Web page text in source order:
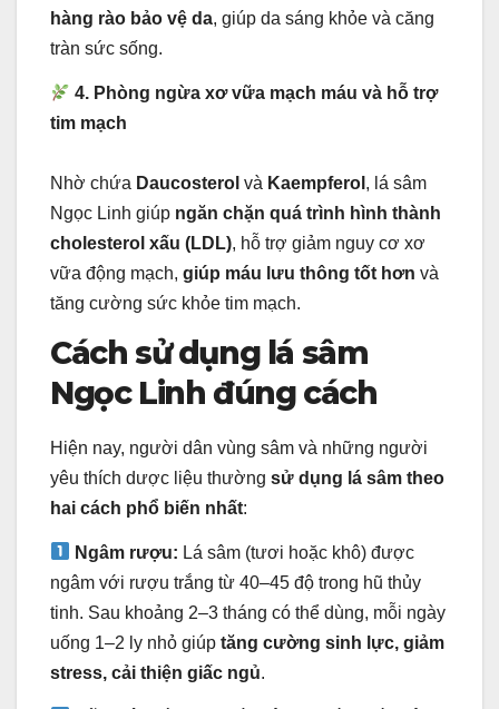
hàng rào bảo vệ da, giúp da sáng khỏe và căng
tràn sức sống.
4. Phòng ngừa xơ vữa mạch máu và hỗ trợ
tim mạch
Nhờ chứa Daucosterol và Kaempferol , lá sâm
Ngọc Linh giúp ngăn chặn quá trình hình thành
cholesterol xấu (LDL), hỗ trợ giảm nguy cơ xơ
vữa động mạch, giúp máu lưu thông tốt hơn và
tăng cường sức khỏe tim mạch.
Cách sử dụng lá sâm
Ngọc Linh đúng cách
Hiện nay, người dân vùng sâm và những người
yêu thích dược liệu thường sử dụng lá sâm theo
hai cách phổ biến nhất:
Ngâm rượu: Lá sâm (tươi hoặc khô) được
ngâm với rượu trắng từ 40–45 độ trong hũ thủy
tinh. Sau khoảng 2–3 tháng có thể dùng, mỗi ngày
uống 1–2 ly nhỏ giúp tăng cường sinh lực, giảm
stress, cải thiện giấc ngủ.